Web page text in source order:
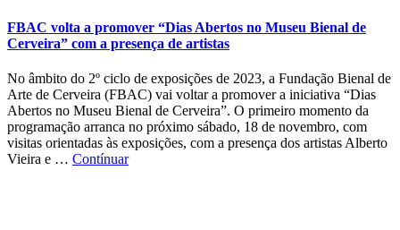
FBAC volta a promover “Dias Abertos no Museu Bienal de
Cerveira” com a presença de artistas
No âmbito do 2º ciclo de exposições de 2023, a Fundação Bienal de
Arte de Cerveira (FBAC) vai voltar a promover a iniciativa “Dias
Abertos no Museu Bienal de Cerveira”. O primeiro momento da
programação arranca no próximo sábado, 18 de novembro, com
visitas orientadas às exposições, com a presença dos artistas Alberto
Vieira e … Contínuar